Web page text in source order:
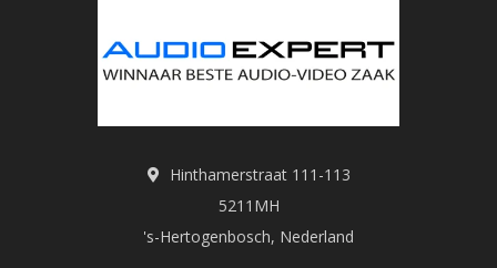
Hinthamerstraat 111-113
5211MH
's-Hertogenbosch, Nederland